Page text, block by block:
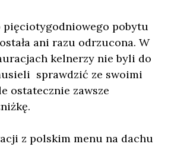
pięciotygodniowego pobytu
ani razu odrzucona. W
kelnerzy nie byli do
sprawdzić ze swoimi
ostatecznie zawsze
z polskim menu na dachu